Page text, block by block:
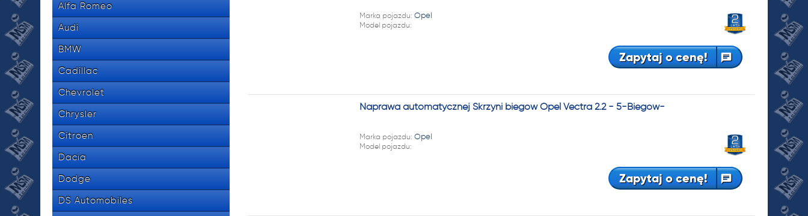
tel.534 822 222
NR 1 NA RYNKU W REGENERACJI
manualnych i automatycznych
skrzyń biegów, reduktorów
oraz dyferencjałów!
Alfa Romeo
Audi
BMW
Cadillac
Chevrolet
Chrysler
Citroen
Dacia
Dodge
DS Automobiles
Marka pojazdu: Opel
Model pojazdu:
Zapytaj o cenę!
Naprawa automatycznej Skrzyni biegów Opel Vectra 2.2 - 5-Biegów-
Marka pojazdu: Opel
Model pojazdu:
Zapytaj o cenę!